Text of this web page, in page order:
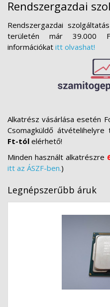
Rendszergazdai
Rendszergazdai
területén már 39.000
információkat itt olvashat!
Alkatrész vásárlása esetén
Csomagküldő átvételihelyre
Ft-tól elérhető!
Minden használt alkatrészre
itt az ÁSZF-ben.)
Legnépszerűbb áruk